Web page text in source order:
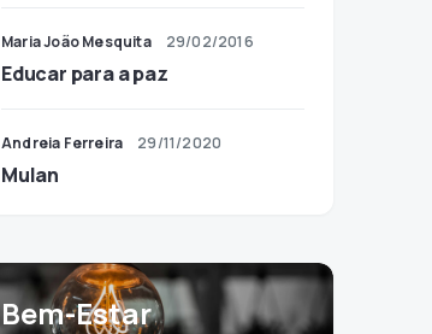
Maria João Mesquita 29/02/2016
Educar para a paz
Andreia Ferreira 29/11/2020
Mulan
Bem-Estar